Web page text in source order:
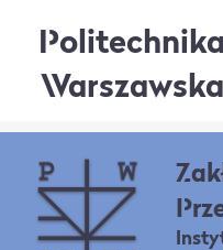
Politechnika
Warszawska